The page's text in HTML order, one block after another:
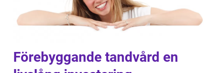
Förebyggande tandvård en